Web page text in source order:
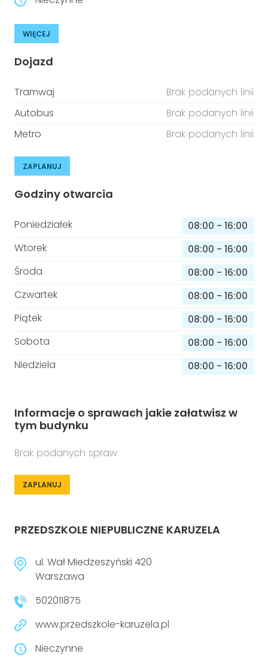
WIĘCEJ
Dojazd
Tramwaj
Brak podanych linii
Autobus
Brak podanych linii
Metro
Brak podanych linii
ZAPLANUJ
Godziny otwarcia
Poniedziałek 08:00 - 16:00
Wtorek
08:00 - 16:00
Środa
08:00 - 16:00
Czwartek
08:00 - 16:00
Piątek
08:00 - 16:00
Sobota
08:00 - 16:00
Niedziela
08:00 - 16:00
Informacje o sprawach jakie załatwisz w
tym budynku
Brak podanych spraw
ZAPLANUJ
PRZEDSZKOLE NIEPUBLICZNE KARUZELA
ul. Wał Miedzeszyński 420
Warszawa
502011875
www.przedszkole-karuzela.pl
Nieczynne